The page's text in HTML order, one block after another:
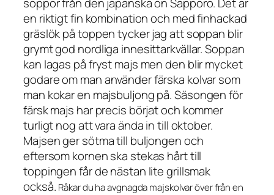
en riktigt fin kombination och med finhackad
gräslök på toppen tycker jag att soppan blir
grymt god nordliga innesittarkvällar. Soppan
kan lagas på fryst majs men den blir mycket
godare om man använder färska kolvar som
man kokar en majsbuljong på. Säsongen för
färsk majs har precis börjat och kommer
turligt nog att vara ända in till oktober.
Majsen ger sötma till buljongen och
eftersom kornen ska stekas hårt till
toppingen får de nästan lite grillsmak
också. Råkar du ha avgnagda majskolvar över från en